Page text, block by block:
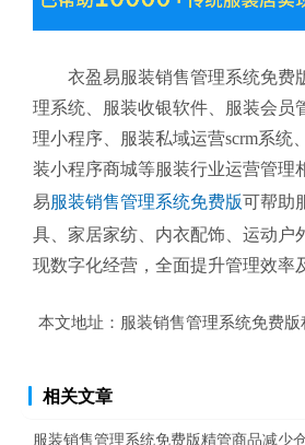
衣盈易服装销售管理系统免费
理系统、服装收银软件、服装会员
理小程序、服装私域运营scrm系统
装小程序商城等服装行业运营管理
易服装销售管理系统免费版可帮助
具、家居家纺、内衣配饰、运动户
现数字化经营，全面提升管理效率
本文地址： 服装销售管理系统免费
相关文章
服装销售管理系统免费版精管商品减少